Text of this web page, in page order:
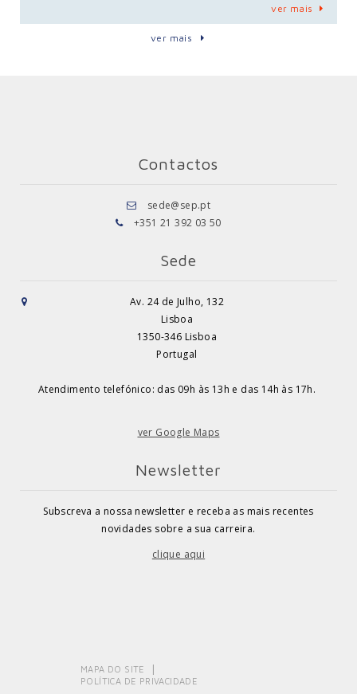
ver mais
ver mais
Contactos
sede@sep.pt
+351 21 392 03 50
Sede
Av. 24 de Julho, 132
Lisboa
1350-346 Lisboa
Portugal
Atendimento telefónico: das 09h às 13h e das 14h às 17h.
ver Google Maps
Newsletter
Subscreva a nossa newsletter e receba as mais recentes
novidades sobre a sua carreira.
clique aqui
MAPA DO SITE
POLÍTICA DE PRIVACIDADE